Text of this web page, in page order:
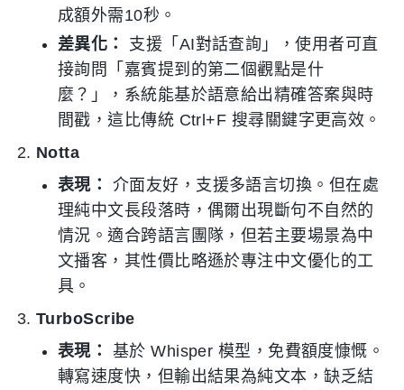
成額外需10秒。
差異化：
支援「AI對話查詢」，使用者可直
接詢問「嘉賓提到的第二個觀點是什
麼？」，系統能基於語意給出精確答案與時
間戳，這比傳統 Ctrl+F 搜尋關鍵字更高效。
Notta
表現：
介面友好，支援多語言切換。但在處
理純中文長段落時，偶爾出現斷句不自然的
情況。適合跨語言團隊，但若主要場景為中
文播客，其性價比略遜於專注中文優化的工
具。
TurboScribe
表現：
基於 Whisper 模型，免費額度慷慨。
轉寫速度快，但輸出結果為純文本，缺乏結